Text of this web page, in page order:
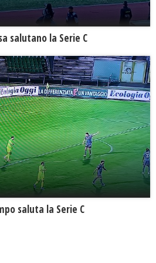
salutano la Serie C
saluta la Serie C